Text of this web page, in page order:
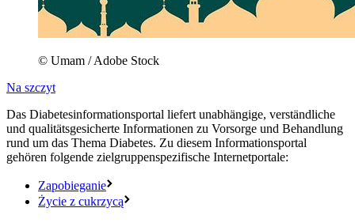
© Umam / Adobe Stock
Na szczyt
Das Diabetesinformationsportal liefert unabhängige, verständliche
und qualitätsgesicherte Informationen zu Vorsorge und Behandlung
rund um das Thema Diabetes. Zu diesem Informationsportal
gehören folgende zielgruppenspezifische Internetportale:
Zapobieganie
Życie z cukrzycą